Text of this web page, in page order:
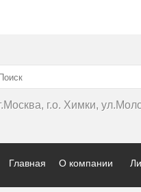
г.о. Химки,
Главная О компании